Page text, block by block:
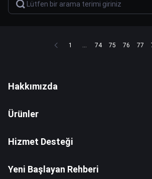
1 ... 74 75 76 77
Hakkımızda
Ürünler
Hizmet Desteği
Yeni Başlayan Rehberi